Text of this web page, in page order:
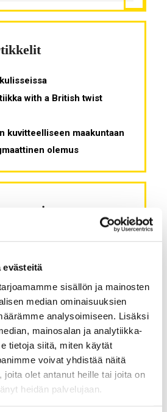
evästeitä
sisällön ja mainosten
median ominaisuuksien
analysoimiseen. Lisäksi
mainosalan ja analytiikka-
tietoja siitä, miten käytät
voivat yhdistää näitä
joita olet antanut heille tai joita on
heidän palvelujaan.
with a British twist
kuvitteelliseen maakuntaan
olemus
pragmaattinen olemus
olemus
ja kilpapurjehdus
ja kilpapurjehdus